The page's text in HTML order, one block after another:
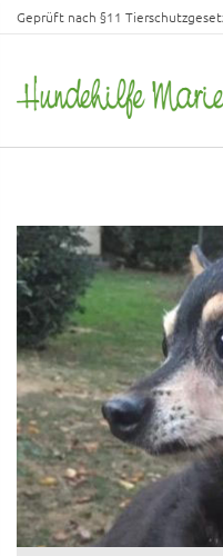
Geprüft nach §11